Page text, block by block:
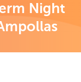
Night